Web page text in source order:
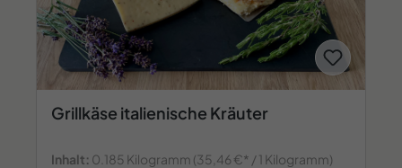
Grillkäse italienische Kräuter
Inhalt: 0.185 Kilogramm (35,46 €* / 1 Kilogramm)